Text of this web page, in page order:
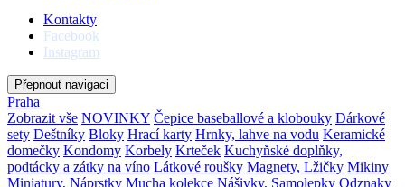
Kontakty
Facebook
Instagram
Přepnout navigaci
Praha
Zobrazit vše NOVINKY Čepice baseballové a klobouky Dárkové
sety Deštníky Bloky Hrací karty Hrnky, lahve na vodu Keramické
domečky Kondomy Korbely Krteček Kuchyňské doplňky,
podtácky a zátky na víno Látkové roušky Magnety, Lžičky Mikiny
Miniatury, Náprstky Mucha kolekce Nášivky, Samolepky Odznaky